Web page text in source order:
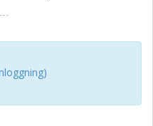
5, the wake returns to
R e ≥ 2 × 10 5, a stable
the expected wake
symmetry at R e = 1 ×
with a small radius.